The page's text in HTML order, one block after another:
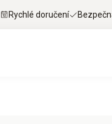
Rychlé doručení